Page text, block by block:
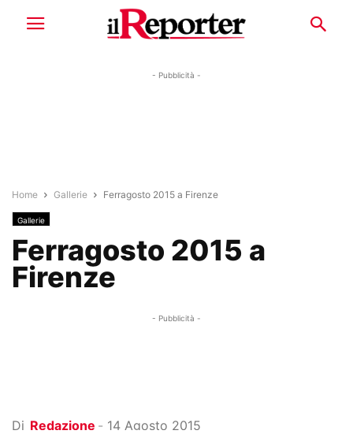
- Pubblicità -
Home Gallerie Ferragosto 2015 a Firenze
Gallerie
Ferragosto 2015 a
Firenze
- Pubblicità -
Di Redazione - 14 Agosto 2015